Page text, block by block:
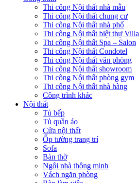
Thi công Nội thất nhà mẫu
Thi công Nội thất chung cư
Thi công Nội thất nhà phố
Thi công Nội thất biệt thự Villa
Thi công Nội thất Spa – Salon
Thi công Nội thất Condotel
Thi công Nội thất văn phòng
Thi công Nội thất showroom
Thi công Nội thất phòng gym
Thi công Nội thất nhà hàng
Công trình khác
Nội thất
Tủ bếp
Tủ quần áo
Cửa nội thất
Ốp tường trang trí
Sofa
Bàn thờ
Ngôi nhà thông minh
Vách ngăn phòng